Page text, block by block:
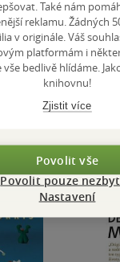
0.0
z
5
hvězdiček
pevná
Také nám
reklamu. Žádných
v originále. Váš
platformám i
vše bedlivě hlídáme.
knihovnu!
Zjistit více
Povolit vše
Povolit pouze
Nastavení